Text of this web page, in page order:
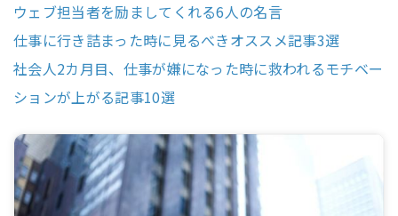
ウェブ担当者を励ましてくれる6人の名言
仕事に行き詰まった時に見るべきオススメ記事3選
社会人2カ月目、仕事が嫌になった時に救われるモチベー
ションが上がる記事10選